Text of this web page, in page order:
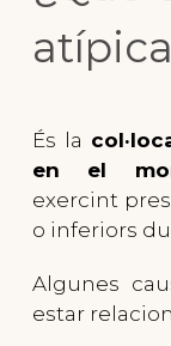
És la
en el
exercint
o inferiors
Algunes
estar